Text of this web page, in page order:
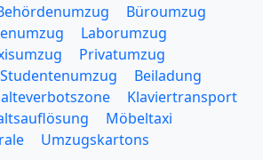
Büroumzug
Laborumzug
Privatumzug
Studentenumzug
Beiladung
Klaviertransport
Möbeltaxi
Umzugskartons